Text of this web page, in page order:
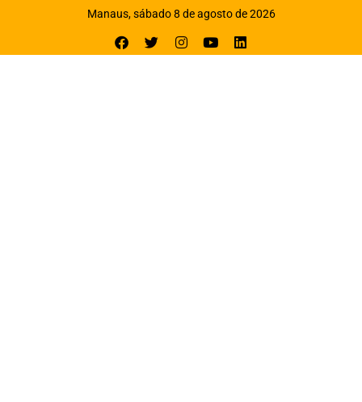
Manaus, sábado 8 de agosto de 2026